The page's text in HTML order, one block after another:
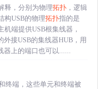
释，分别为物理拓扑 ，逻辑
构USB的物理拓扑指的是
端提供USB根集线器，
外接USB的集线器HUB，用
器上的端口也可以......
终端，这些单元和终端被